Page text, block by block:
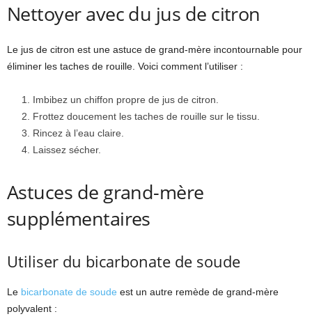
Nettoyer avec du jus de citron
Le jus de citron est une astuce de grand-mère incontournable pour
éliminer les taches de rouille. Voici comment l’utiliser :
Imbibez un chiffon propre de jus de citron.
Frottez doucement les taches de rouille sur le tissu.
Rincez à l’eau claire.
Laissez sécher.
Astuces de grand-mère
supplémentaires
Utiliser du bicarbonate de soude
Le bicarbonate de soude est un autre remède de grand-mère
polyvalent :